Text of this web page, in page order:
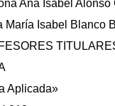
Ana Isabel
María Isabel Blanco
Aplicada»